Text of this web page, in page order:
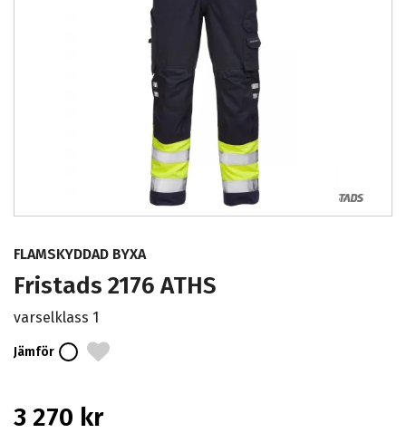
FLAMSKYDDAD BYXA
Fristads 2176 ATHS
varselklass 1
Jämför
3 270 kr